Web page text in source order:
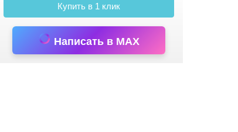
Купить в 1 клик
Написать в MAX